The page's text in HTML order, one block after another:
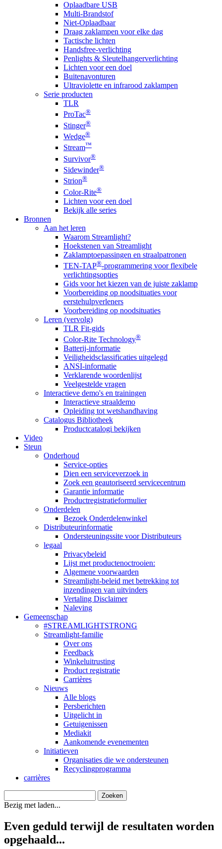
Oplaadbare USB
Multi-Brandstof
Niet-Oplaadbaar
Draag zaklampen voor elke dag
Tactische lichten
Handsfree-verlichting
Penlights & Sleutelhangerverlichting
Lichten voor een doel
Buitenavonturen
Ultraviolette en infrarood zaklampen
Serie producten
TLR
ProTac®
Stinger®
Wedge®
Stream™
Survivor®
Sidewinder®
Strion®
Color-Rite®
Lichten voor een doel
Bekijk alle series
Bronnen
Aan het leren
Waarom Streamlight?
Hoekstenen van Streamlight
Zaklamptoepassingen en straalpatronen
TEN-TAP®-programmering voor flexibele
verlichtingsopties
Gids voor het kiezen van de juiste zaklamp
Voorbereiding op noodsituaties voor
eerstehulpverleners
Voorbereiding op noodsituaties
Leren (vervolg)
TLR Fit-gids
Color-Rite Technology®
Batterij-informatie
Veiligheidsclassificaties uitgelegd
ANSI-informatie
Verklarende woordenlijst
Veelgestelde vragen
Interactieve demo's en trainingen
Interactieve straaldemo
Opleiding tot wetshandhaving
Catalogus Bibliotheek
Productcatalogi bekijken
Video
Steun
Onderhoud
Service-opties
Dien een serviceverzoek in
Zoek een geautoriseerd servicecentrum
Garantie informatie
Productregistratieformulier
Onderdelen
Bezoek Onderdelenwinkel
Distributeurinformatie
Ondersteuningssite voor Distributeurs
legaal
Privacybeleid
Lijst met productenoctrooien:
Algemene voorwaarden
Streamlight-beleid met betrekking tot
inzendingen van uitvinders
Vertaling Disclaimer
Naleving
Gemeenschap
#STREAMLIGHTSTRONG
Streamlight-familie
Over ons
Feedback
Winkeluitrusting
Product registratie
Carrières
Nieuws
Alle blogs
Persberichten
Uitgelicht in
Getuigenissen
Mediakit
Aankomende evenementen
Initiatieven
Organisaties die we ondersteunen
Recyclingprogramma
carrières
Bezig met laden...
Even geduld terwijl de resultaten worden
opgehaald...